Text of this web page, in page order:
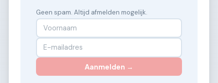
Geen spam. Altijd afmelden mogelijk.
Aanmelden →